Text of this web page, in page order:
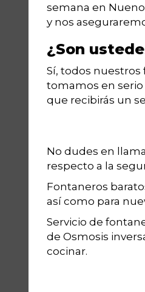
semana en
y nos
¿Son
Sí, todos
tomamos en
que recibirás un
No dudes en
respecto a la
Fontaneros
así como para
Servicio de
de Osmosis
cocinar.